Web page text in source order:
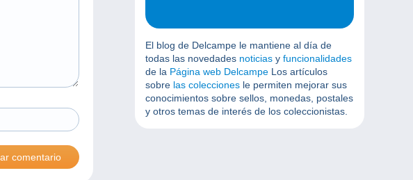
El blog de Delcampe le mantiene al día de
todas las novedades noticias y funcionalidades
de la Página web Delcampe Los artículos
sobre las colecciones le permiten mejorar sus
conocimientos sobre sellos, monedas, postales
y otros temas de interés de los coleccionistas.